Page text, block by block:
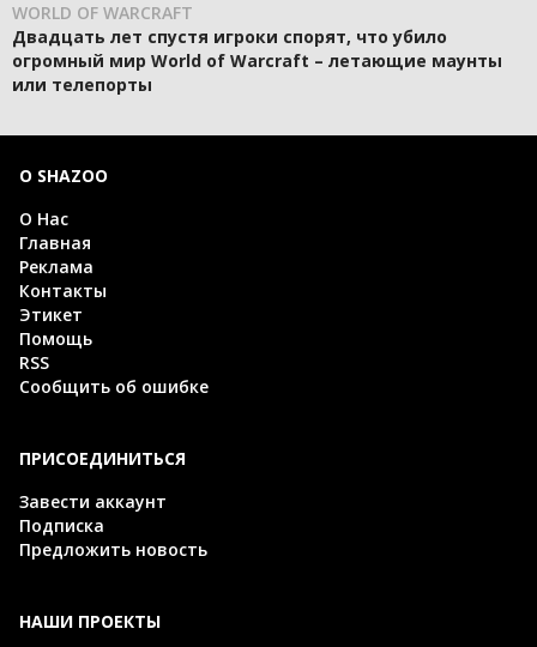
WORLD OF WARCRAFT
Двадцать лет спустя игроки спорят, что убило
огромный мир World of Warcraft – летающие маунты
или телепорты
О SHAZOO
О Нас
Главная
Реклама
Контакты
Этикет
Помощь
RSS
Сообщить об ошибке
ПРИСОЕДИНИТЬСЯ
Завести аккаунт
Подписка
Предложить новость
НАШИ ПРОЕКТЫ